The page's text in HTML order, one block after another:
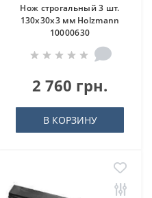
Нож строгальный 3 шт.
130x30x3 мм Holzmann
10000630
2 760 грн.
В КОРЗИНУ